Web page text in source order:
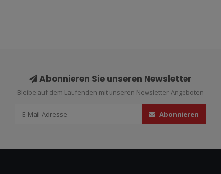
Abonnieren Sie unseren Newsletter
Bleibe auf dem Laufenden mit unseren Newsletter-Angeboten
Abonnieren